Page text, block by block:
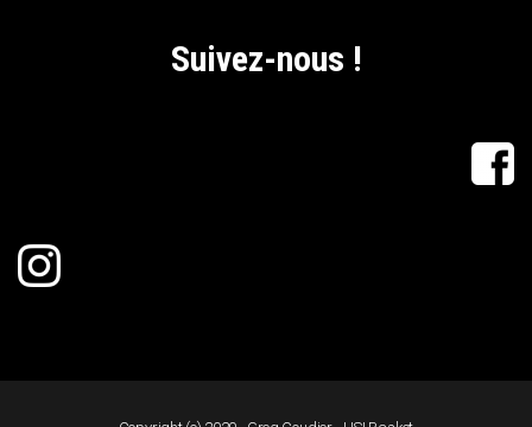
Suivez-nous !